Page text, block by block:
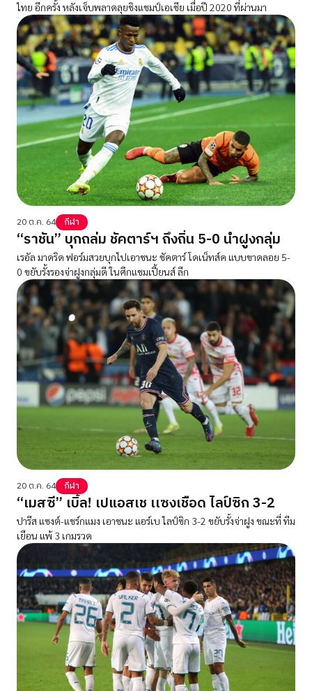
ไทย อีกครั้ง หลังเจ็บพลาดลุยชิงแชมป์เอเชีย เมื่อปี 2020 ที่ผ่านมา
20 ต.ค. 64 กีฬา
“ราชัน” บุกถล่ม ชัคตาร์ฯ ถึงถิ่น 5-0 นำฝูงกลุ่ม
เรอัล มาดริด ฟอร์มสวยบุกไปเอาชนะ ชัคตาร์ โดเน็ทส์ค แบบขาดลอย 5-
0 ขยับรั้งรองจ่าฝูงกลุ่มดี ในศึกแชมเปี้ยนส์ ลีก
20 ต.ค. 64 กีฬา
“เมสซี” เบิ้ล! เปแอสเช เเซงเชือด ไลป์ซิก 3-2
ปารีส แซงต์-แชร์กแมง เอาชนะ แอร์เบ ไลป์ซิก 3-2 ขยับรั้งจ่าฝูง ขณะที่ ทีม
เยือน แพ้ 3 เกมรวด